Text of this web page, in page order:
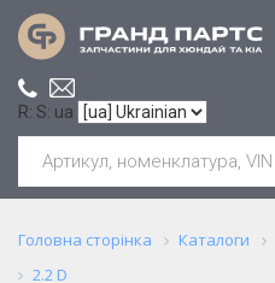
R: S: ua
Головна сторінка Каталоги
2.2 D